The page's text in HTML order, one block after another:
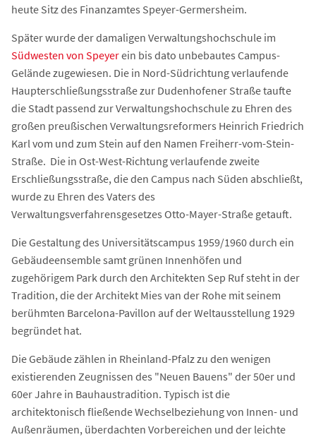
heute Sitz des Finanzamtes Speyer-Germersheim.
Später wurde der damaligen Verwaltungshochschule im
Südwesten von Speyerein bis dato unbebautes Campus-
Gelände zugewiesen. Die in Nord-Südrichtung verlaufende
Haupterschließungsstraße zur Dudenhofener Straße taufte
die Stadt passend zur Verwaltungshochschule zu Ehren des
großen preußischen Verwaltungsreformers Heinrich Friedrich
Karl vom und zum Stein auf den Namen Freiherr-vom-Stein-
Straße. Die in Ost-West-Richtung verlaufende zweite
Erschließungsstraße, die den Campus nach Süden abschließt,
wurde zu Ehren des Vaters des
Verwaltungsverfahrensgesetzes Otto-Mayer-Straße getauft.
Die Gestaltung des Universitätscampus 1959/1960 durch ein
Gebäudeensemble samt grünen Innenhöfen und
zugehörigem Park durch den Architekten Sep Ruf steht in der
Tradition, die der Architekt Mies van der Rohe mit seinem
berühmten Barcelona-Pavillon auf der Weltausstellung 1929
begründet hat.
Die Gebäude zählen in Rheinland-Pfalz zu den wenigen
existierenden Zeugnissen des "Neuen Bauens" der 50er und
60er Jahre in Bauhaustradition. Typisch ist die
architektonisch fließende Wechselbeziehung von Innen- und
Außenräumen, überdachten Vorbereichen und der leichte